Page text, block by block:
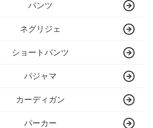
パンツ
ネグリジェ
ショートパンツ
パジャマ
カーディガン
パーカー